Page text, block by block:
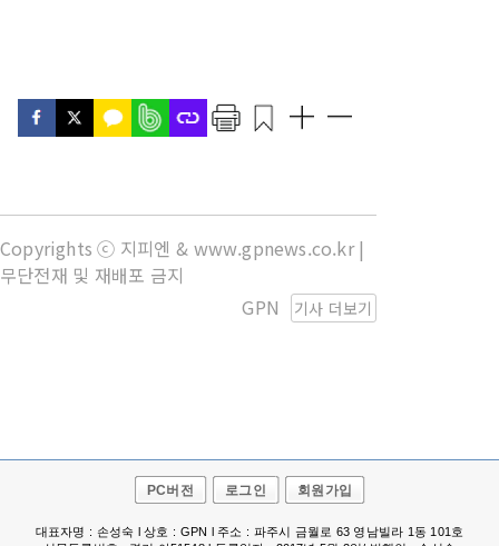
Copyrights ⓒ 지피엔 & www.gpnews.co.kr |
무단전재 및 재배포 금지
기사 더보기
GPN
PC버전 로그인 회원가입
대표자명 : 손성숙 l 상호 : GPN l 주소 : 파주시 금월로 63 영남빌라 1동 101호